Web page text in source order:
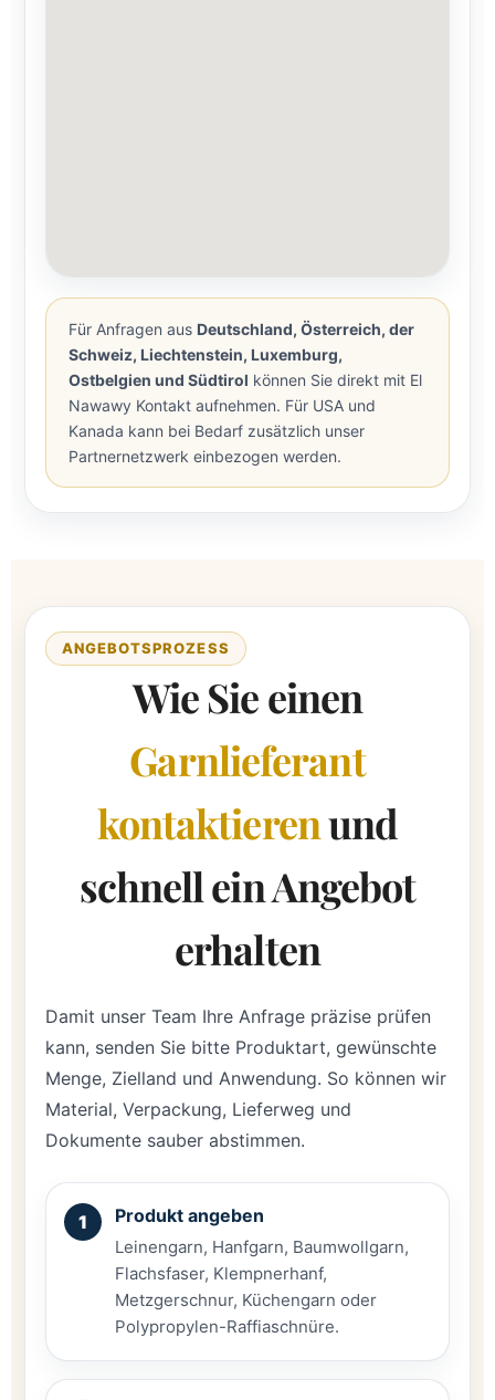
Für Anfragen aus Deutschland, Österreich, der
Schweiz, Liechtenstein, Luxemburg,
Ostbelgien und Südtirol können Sie direkt mit El
Nawawy Kontakt aufnehmen. Für USA und
Kanada kann bei Bedarf zusätzlich unser
Partnernetzwerk einbezogen werden.
ANGEBOTSPROZESS
Wie Sie einen
Garnlieferant
kontaktierenund
schnell ein Angebot
erhalten
Damit unser Team Ihre Anfrage präzise prüfen
kann, senden Sie bitte Produktart, gewünschte
Menge, Zielland und Anwendung. So können wir
Material, Verpackung, Lieferweg und
Dokumente sauber abstimmen.
Produkt angeben
Leinengarn, Hanfgarn, Baumwollgarn,
Flachsfaser, Klempnerhanf,
Metzgerschnur, Küchengarn oder
Polypropylen-Raffiaschnüre.